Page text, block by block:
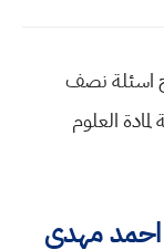
اسئلة نصف
العلوم
احمد مهدي